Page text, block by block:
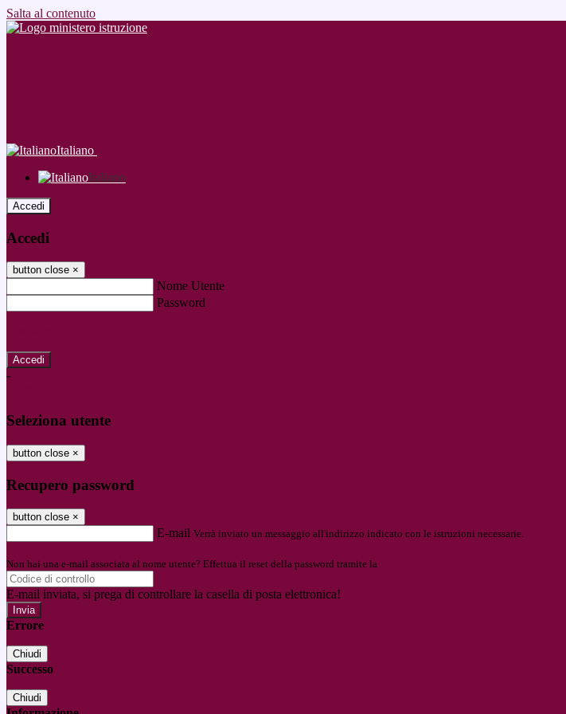
Salta al contenuto
Italiano
Italiano
Accedi
Accedi
button close ×
Nome Utente
Password
-
Seleziona utente
button close ×
Recupero password
button close ×
E-mail Verrà inviato un messaggio all'indirizzo indicato con le istruzioni necessarie.
Non hai una e-mail associata al nome utente? Effettua il reset della password tramite la
E-mail inviata, si prega di controllare la casella di posta elettronica!
Errore
Chiudi
Successo
Chiudi